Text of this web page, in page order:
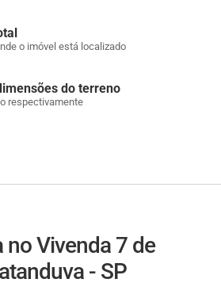
o imóvel está localizado
do terreno
respectivamente
no Vivenda 7 de
- SP